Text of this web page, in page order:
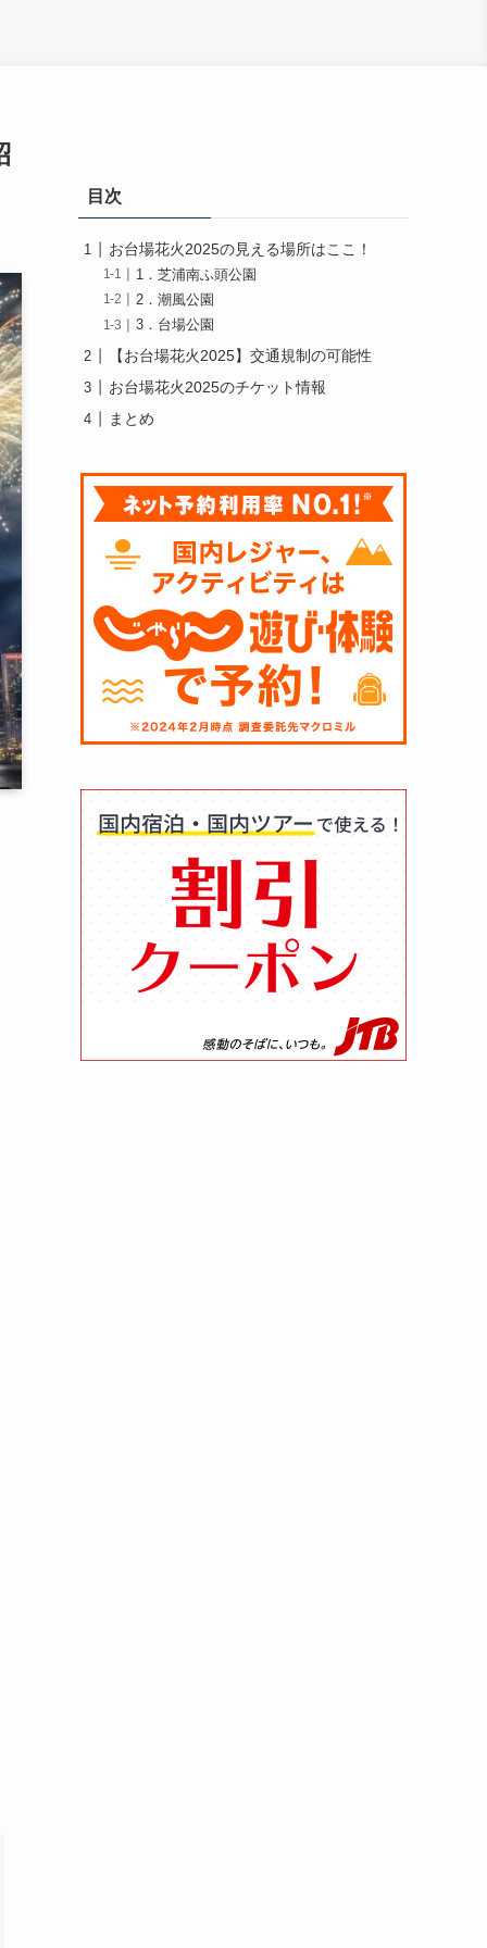
目次
お台場花火2025の見える場所はここ！
1．芝浦南ふ頭公園
2．潮風公園
3．台場公園
【お台場花火2025】交通規制の可能性
お台場花火2025のチケット情報
まとめ